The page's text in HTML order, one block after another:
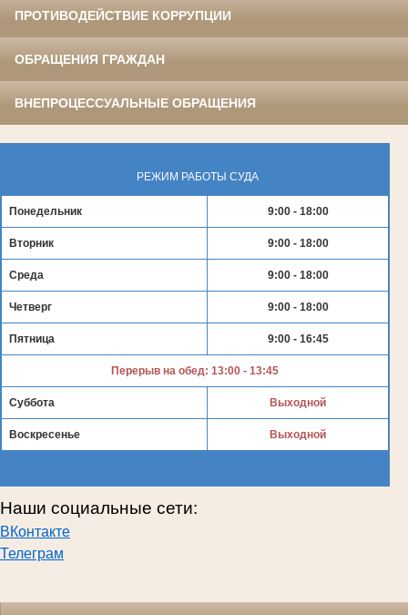
ПРОТИВОДЕЙСТВИЕ КОРРУПЦИИ
ОБРАЩЕНИЯ ГРАЖДАН
ВНЕПРОЦЕССУАЛЬНЫЕ ОБРАЩЕНИЯ
РЕЖИМ РАБОТЫ СУДА
Понедельник 9:00 - 18:00
Вторник 9:00 - 18:00
Среда 9:00 - 18:00
Четверг 9:00 - 18:00
Пятница 9:00 - 16:45
Перерыв на обед: 13:00 - 13:45
Суббота Выходной
Воскресенье Выходной
Наши социальные сети:
ВКонтакте
Телеграм